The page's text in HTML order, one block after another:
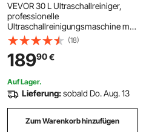
VEVOR 30 L Ultraschallreiniger,
professionelle
Ultraschallreinigungsmaschine mit
Reinigungskorb & Digitalanzeige,
480 W Edelstahl 40 kHz Industrielle
Reinigungsmaschine für Teile
Vergaser Instrumente
(18)
18990€
Auf Lager.
Lieferung:sobald Do. Aug. 13
Zum Warenkorb hinzufügen